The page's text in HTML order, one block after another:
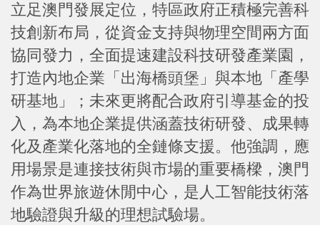
立足澳門發展定位，特區政府正積極完善科
技創新布局，從資金支持與物理空間兩方面
協同發力，全面提速建設科技研發產業園，
打造內地企業「出海橋頭堡」與本地「產學
研基地」；未來更將配合政府引導基金的投
入，為本地企業提供涵蓋技術研發、成果轉
化及產業化落地的全鏈條支援。他強調，應
用場景是連接技術與市場的重要橋樑，澳門
作為世界旅遊休閒中心，是人工智能技術落
地驗證與升級的理想試驗場。